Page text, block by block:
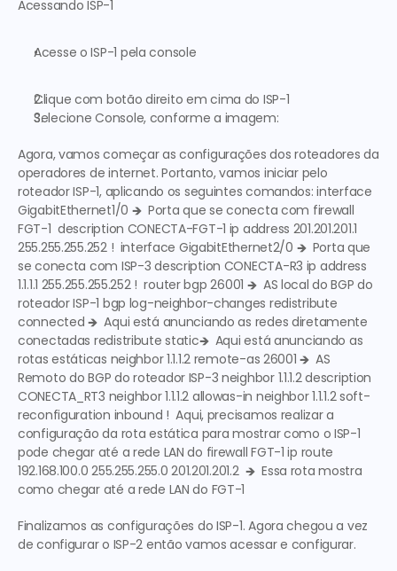
Acessando ISP-1
Acesse o ISP-1 pela console
Clique com botão direito em cima do ISP-1
Selecione Console, conforme a imagem:
Agora, vamos começar as configurações dos roteadores da
operadores de internet. Portanto, vamos iniciar pelo
roteador ISP-1, aplicando os seguintes comandos: interface
GigabitEthernet1/0 🡺  Porta que se conecta com firewall
FGT-1 description CONECTA-FGT-1 ip address 201.201.201.1
255.255.255.252 !  interface GigabitEthernet2/0 🡺  Porta que
se conecta com ISP-3 description CONECTA-R3 ip address
1.1.1.1 255.255.255.252 !  router bgp 26001 🡺  AS local do BGP do
roteador ISP-1 bgp log-neighbor-changes redistribute
connected 🡺  Aqui está anunciando as redes diretamente
conectadas redistribute static🡺  Aqui está anunciando as
rotas estáticas neighbor 1.1.1.2 remote-as 26001 🡺  AS
Remoto do BGP do roteador ISP-3 neighbor 1.1.1.2 description
CONECTA_RT3 neighbor 1.1.1.2 allowas-in neighbor 1.1.1.2 soft-
reconfiguration inbound !  Aqui, precisamos realizar a
configuração da rota estática para mostrar como o ISP-1
pode chegar até a rede LAN do firewall FGT-1 ip route
192.168.100.0 255.255.255.0 201.201.201.2 🡺  Essa rota mostra
como chegar até a rede LAN do FGT-1
Finalizamos as configurações do ISP-1. Agora chegou a vez
de configurar o ISP-2 então vamos acessar e configurar.